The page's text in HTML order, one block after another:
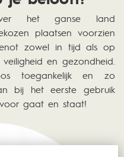
het ganse land
plaatsen voorzien
zowel in tijd als op
en gezondheid.
toegankelijk en zo
bij het eerste gebruik
gaat en staat!